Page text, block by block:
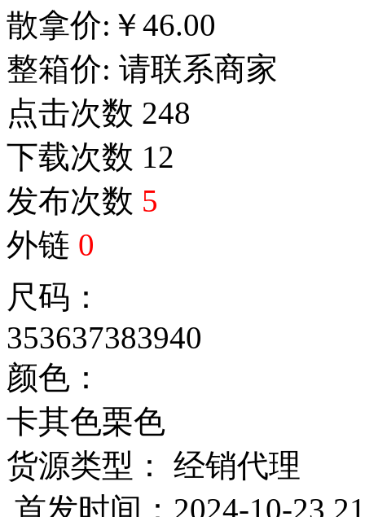
散拿价: ￥46.00
整箱价: 请联系商家
点击次数 248
下载次数 12
发布次数 5
外链 0
尺码：
353637383940
颜色：
卡其色栗色
货源类型： 经销代理
首发时间：2024-10-23